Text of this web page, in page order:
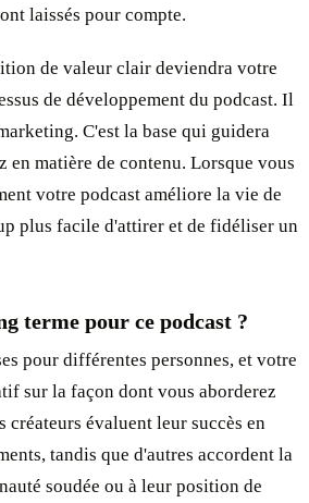
laissés pour compte.
de valeur clair deviendra votre
de développement du podcast. Il
C'est la base qui guidera
en matière de contenu. Lorsque vous
votre podcast améliore la vie de
plus facile d'attirer et de fidéliser un
terme pour ce podcast ?
pour différentes personnes, et votre
sur la façon dont vous aborderez
créateurs évaluent leur succès en
tandis que d'autres accordent la
soudée ou à leur position de